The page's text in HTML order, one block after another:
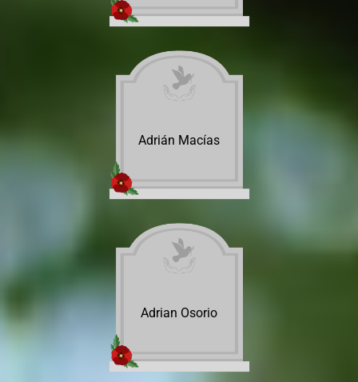
Adrián Macías
Adrian Osorio